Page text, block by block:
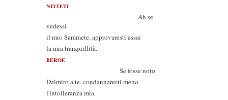
NITTETI
Ah se
vedessi
il mio Sammete, approvaresti assai
la mia tranquillità.
BEROE
Se fosse noto
Dalmiro a te, condannaresti meno
l'intolleranza mia.